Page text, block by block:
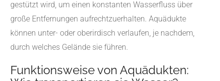
gestützt wird, um einen konstanten Wasserfluss über
große Entfernungen aufrechtzuerhalten. Aquädukte
können unter- oder oberirdisch verlaufen, je nachdem,
durch welches Gelände sie führen.
Funktionsweise von Aquädukten: